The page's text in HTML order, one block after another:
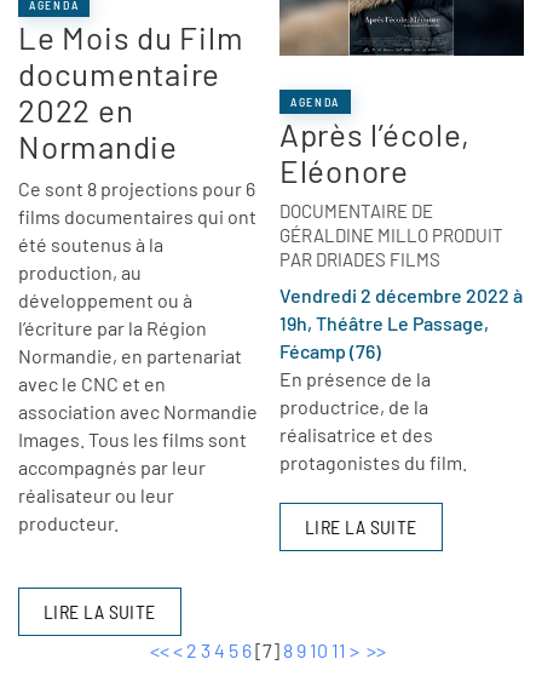
AGENDA
Le Mois du Film
documentaire
2022 en
Normandie
Ce sont 8 projections pour 6
films documentaires qui ont
été soutenus à la
production, au
développement ou à
l’écriture par la Région
Normandie, en partenariat
avec le CNC et en
association avec Normandie
Images. Tous les films sont
accompagnés par leur
réalisateur ou leur
producteur.
LIRE LA SUITE
AGENDA
Après l’école,
Eléonore
DOCUMENTAIRE DE
GÉRALDINE MILLO PRODUIT
PAR DRIADES FILMS
Vendredi 2 décembre 2022 à
19h, Théâtre Le Passage,
Fécamp (76)
En présence de la
productrice, de la
réalisatrice et des
protagonistes du film.
LIRE LA SUITE
<<< 2 34 5 6[7] 8 9 10 11 > >>